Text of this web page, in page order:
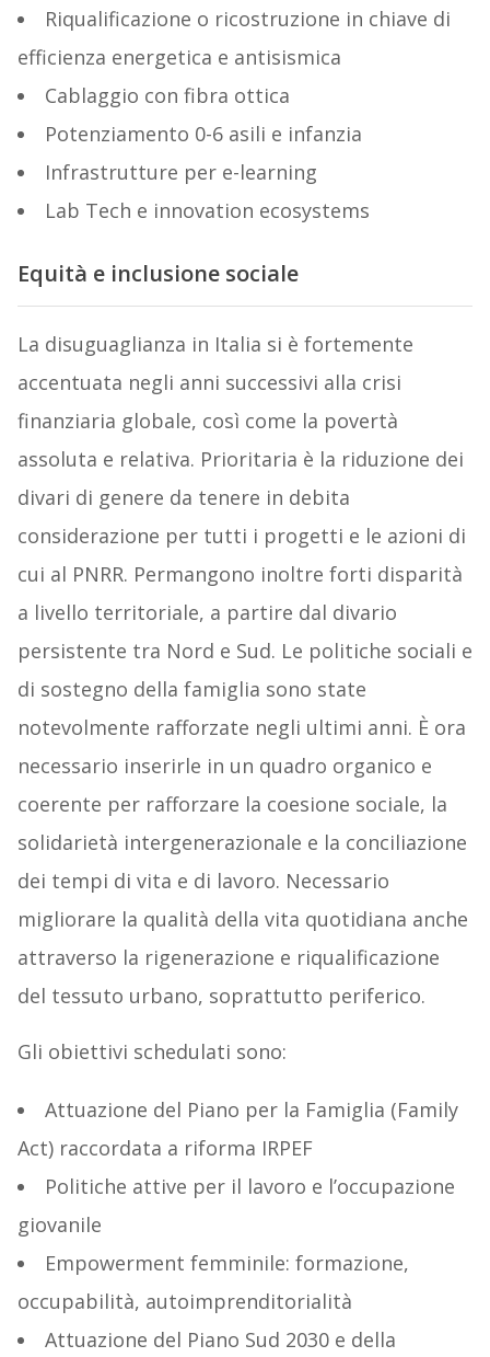
Riqualificazione o ricostruzione in chiave di
efficienza energetica e antisismica
Cablaggio con fibra ottica
Potenziamento 0-6 asili e infanzia
Infrastrutture per e-learning
Lab Tech e innovation ecosystems
Equità e inclusione sociale
La disuguaglianza in Italia si è fortemente
accentuata negli anni successivi alla crisi
finanziaria globale, così come la povertà
assoluta e relativa. Prioritaria è la riduzione dei
divari di genere da tenere in debita
considerazione per tutti i progetti e le azioni di
cui al PNRR. Permangono inoltre forti disparità
a livello territoriale, a partire dal divario
persistente tra Nord e Sud. Le politiche sociali e
di sostegno della famiglia sono state
notevolmente rafforzate negli ultimi anni. È ora
necessario inserirle in un quadro organico e
coerente per rafforzare la coesione sociale, la
solidarietà intergenerazionale e la conciliazione
dei tempi di vita e di lavoro. Necessario
migliorare la qualità della vita quotidiana anche
attraverso la rigenerazione e riqualificazione
del tessuto urbano, soprattutto periferico.
Gli obiettivi schedulati sono:
Attuazione del Piano per la Famiglia (Family
Act) raccordata a riforma IRPEF
Politiche attive per il lavoro e l’occupazione
giovanile
Empowerment femminile: formazione,
occupabilità, autoimprenditorialità
Attuazione del Piano Sud 2030 e della